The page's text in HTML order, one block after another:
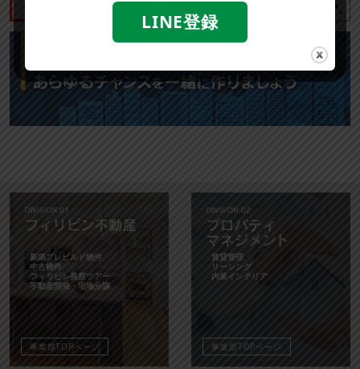
新築プレビルド物件
中古物件
フィリピン視察ツアー
不動産開発・宅地分譲
事業部TOPページ
賃貸管理
リーシング
内装インテリア
事業部TOPページ
LINE登録